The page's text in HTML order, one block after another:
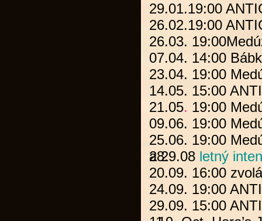
28.
29.01.19:00
26.02.19:00
26.03. 19:00
07.04. 14:00
23.04. 19:00
14.05. 15:00
21.05. 19:00
09.06. 19:00
25.06. 19:00
a 29.08 letný
20.09. 16:00
24.09. 19:00
29.09. 15:00